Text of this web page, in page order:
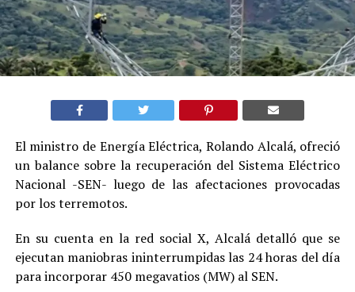
El ministro de Energía Eléctrica, Rolando Alcalá, ofreció
un balance sobre la recuperación del Sistema Eléctrico
Nacional -SEN- luego de las afectaciones provocadas
por los terremotos.
En su cuenta en la red social X, Alcalá detalló que se
ejecutan maniobras ininterrumpidas las 24 horas del día
para incorporar 450 megavatios (MW) al SEN.